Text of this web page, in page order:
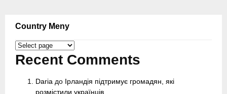
Country Meny
Country
Meny
Recent Comments
Daria до Ірландія підтримує громадян, які
розмістили українців